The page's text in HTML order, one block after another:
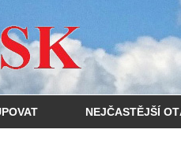
NEJČASTĚJŠÍ